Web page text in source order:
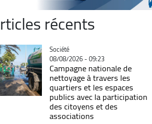
récents
Catégorie
Société
08/08/2026 - 09:23
Campagne nationale de
nettoyage à travers les
quartiers et les espaces
publics avec la participation
des citoyens et des
associations